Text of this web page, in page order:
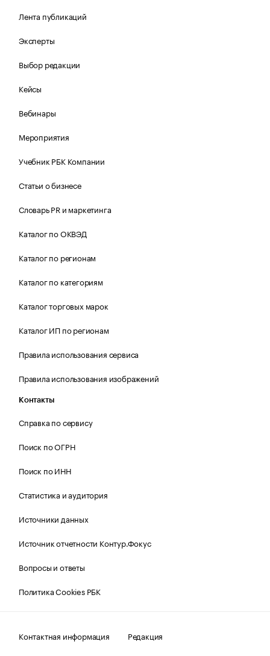
Лента публикаций
Эксперты
Выбор редакции
Кейсы
Вебинары
Мероприятия
Учебник РБК Компании
Статьи о бизнесе
Словарь PR и маркетинга
Каталог по ОКВЭД
Каталог по регионам
Каталог по категориям
Каталог торговых марок
Каталог ИП по регионам
Правила использования сервиса
Правила использования изображений
Контакты
Справка по сервису
Поиск по ОГРН
Поиск по ИНН
Статистика и аудитория
Источники данных
Источник отчетности Контур.Фокус
Вопросы и ответы
Политика Cookies РБК
Контактная информация
Редакция